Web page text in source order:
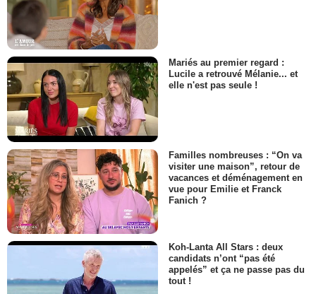
Mariés au premier regard :
Lucile a retrouvé Mélanie... et
elle n'est pas seule !
Familles nombreuses : “On va
visiter une maison”, retour de
vacances et déménagement en
vue pour Emilie et Franck
Fanich ?
Koh-Lanta All Stars : deux
candidats n’ont “pas été
appelés” et ça ne passe pas du
tout !